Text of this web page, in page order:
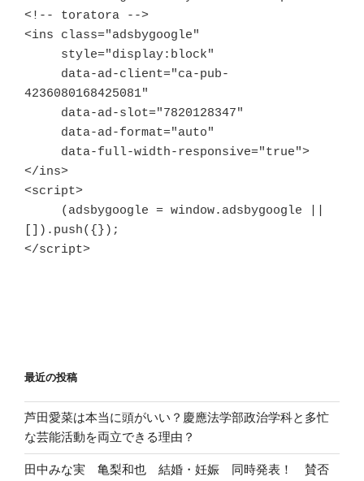
<!-- toratora -->
<ins class="adsbygoogle"
4236080168425081"
</ins>
<script>
[]).push({});
</script>
最近の投稿
芦田愛菜は本当に頭がいい？慶應法学部政治学科と多忙
な芸能活動を両立できる理由？
田中みな実 亀梨和也 結婚・妊娠 同時発表！ 賛否